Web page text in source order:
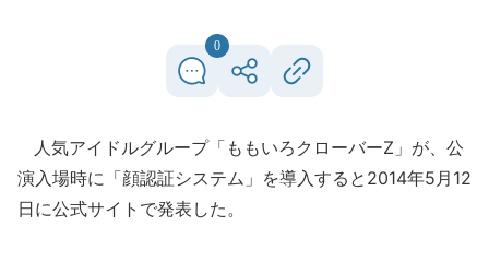
0
人気アイドルグループ「ももいろクローバーZ」が、公
演入場時に「顔認証システム」を導入すると2014年5月12
日に公式サイトで発表した。